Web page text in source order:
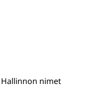
Hallinnon nimet